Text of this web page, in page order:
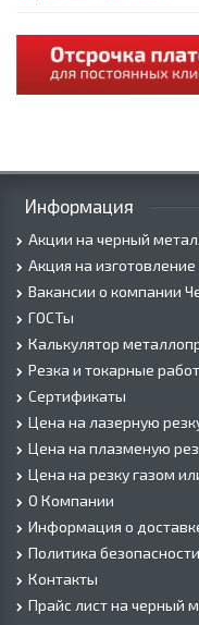
Информация
Акции на черный
Акция на
Вакансии о компании
ГОСТы
Калькулятор
Резка и токарные
Сертификаты
Цена на лазерную
Цена на плазменую
Цена на резку газом
О Компании
Информация о
Политика безопасности
Контакты
Прайс лист на черный